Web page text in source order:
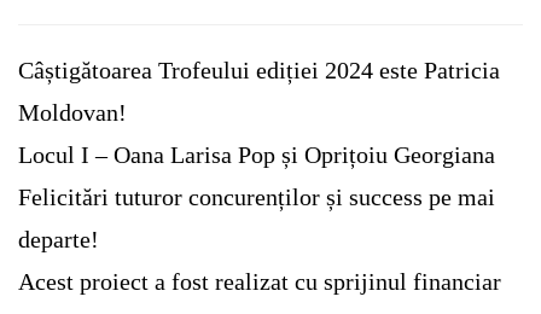
Câștigătoarea Trofeului ediției 2024 este Patricia
Moldovan!
Locul I – Oana Larisa Pop și Oprițoiu Georgiana
Felicitări tuturor concurenților și success pe mai
departe!
Acest proiect a fost realizat cu sprijinul financiar